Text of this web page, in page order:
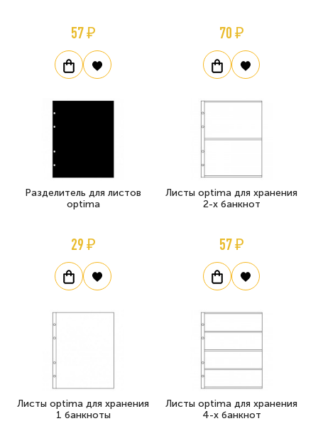
57 ₽ 70 ₽
Разделитель для листов
optima
29 ₽
Листы optima для хранения
2-х банкнот
57 ₽
Листы optima для хранения
1 банкноты
Листы optima для хранения
4-х банкнот